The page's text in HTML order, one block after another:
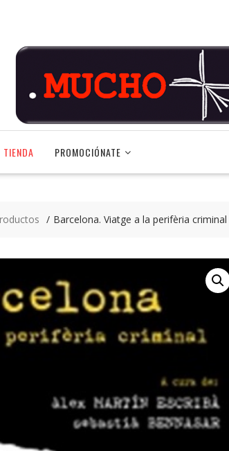
TIENDA PROMOCIÓNATE
Barcelona. Viatge a la perifèria criminal